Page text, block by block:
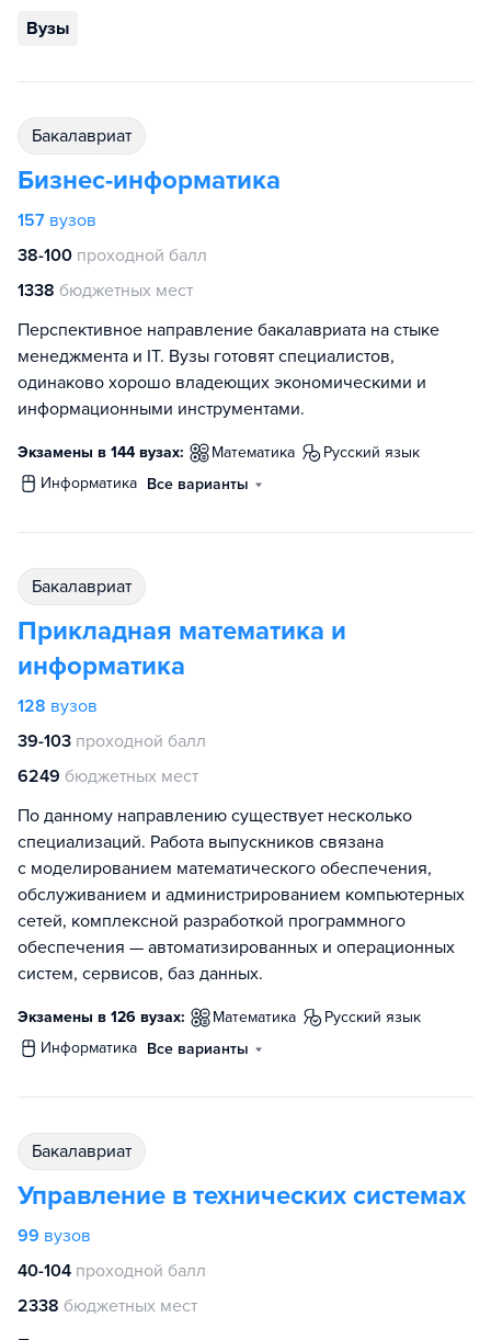
Вузы
бакалавриат
Бизнес-информатика
157 вузов
38-100 проходной балл
1338 бюджетных мест
Перспективное направление бакалавриата на стыке
менеджмента и IT. Вузы готовят специалистов,
одинаково хорошо владеющих экономическими и
информационными инструментами.
Экзамены в 144 вузах: математика
русский язык
информатика Все варианты
бакалавриат
Прикладная математика и
информатика
128 вузов
39-103 проходной балл
6249 бюджетных мест
По данному направлению существует несколько
специализаций. Работа выпускников связана
с моделированием математического обеспечения,
обслуживанием и администрированием компьютерных
сетей, комплексной разработкой программного
обеспечения — автоматизированных и операционных
систем, сервисов, баз данных.
Экзамены в 126 вузах: математика
русский язык
информатика Все варианты
бакалавриат
Управление в технических системах
99 вузов
40-104 проходной балл
2338 бюджетных мест